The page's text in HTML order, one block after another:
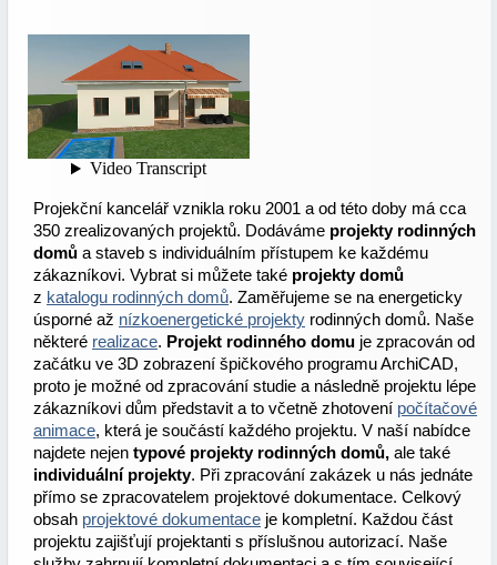
Projekční kancelář vznikla roku 2001 a od této doby má cca
350 zrealizovaných projektů. Dodáváme projekty rodinných
domů a staveb s individuálním přístupem ke každému
zákazníkovi. Vybrat si můžete také projekty domů
z katalogu rodinných domů. Zaměřujeme se na energeticky
úsporné až nízkoenergetické projekty rodinných domů. Naše
některé realizace. Projekt rodinného domu je zpracován od
začátku ve 3D zobrazení špičkového programu ArchiCAD,
proto je možné od zpracování studie a následně projektu lépe
zákazníkovi dům představit a to včetně zhotovení počítačové
animace, která je součástí každého projektu. V naší nabídce
najdete nejen typové projekty rodinných domů, ale také
individuální projekty. Při zpracování zakázek u nás jednáte
přímo se zpracovatelem projektové dokumentace. Celkový
obsah projektové dokumentace je kompletní. Každou část
projektu zajišťují projektanti s příslušnou autorizací. Naše